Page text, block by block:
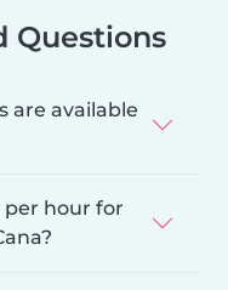
Questions
are available
per hour for